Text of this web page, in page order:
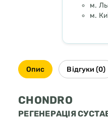
м.
м.
Опис Відгуки (0)
CHONDRO
РЕГЕНЕРАЦІЯ